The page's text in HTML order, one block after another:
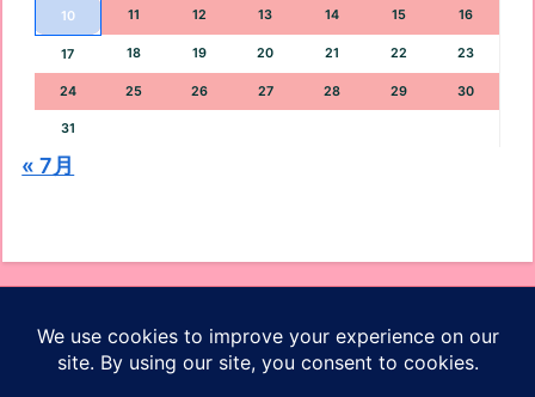
10 11 12 13 14 15 16
17 18 19 20 21 22 23
24 25 26 27 28 29 30
31
« 7月
オッケーブログ